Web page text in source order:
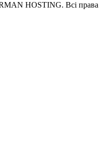
HOSTING. Всі права